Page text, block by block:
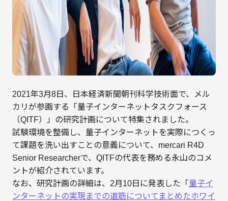
2021年3月8日、日本経済新聞朝刊科学技術面で、メル
カリが参画する「量子インターネットタスクフォース
（QITF）」の研究計画について特集されました。
試験環境を整備し、量子インターネットを実際につくっ
て課題を洗い出すことの意義について、mercari R4D
Senior Researcherで、QITFの代表を務める永山のコメ
ントが紹介されています。
なお、研究計画の詳細は、2月10日に発表した「 量子イ
ンターネットの実現までの道筋についてまとめたホワイ